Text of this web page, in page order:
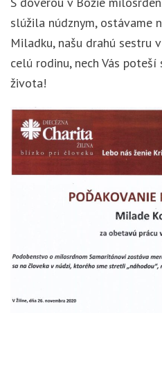
slúžila núdznym, ostávame
Miladku, našu drahú sestru
celú rodinu, nech Vás
života!